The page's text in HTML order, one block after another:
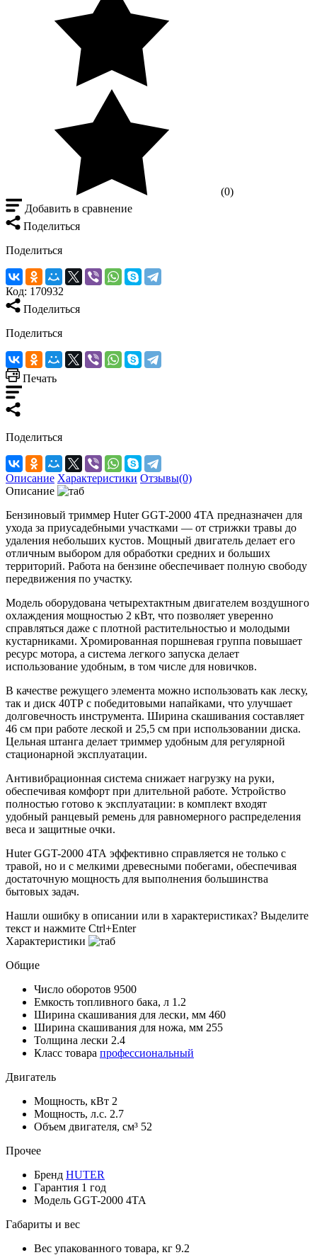
(0)
Добавить в сравнение
Поделиться
Поделиться
Код: 170932
Поделиться
Поделиться
Печать
Поделиться
Описание Характеристики Отзывы(0)
Описание
Бензиновый триммер Huter GGT-2000 4ТА предназначен для
ухода за приусадебными участками — от стрижки травы до
удаления небольших кустов. Мощный двигатель делает его
отличным выбором для обработки средних и больших
территорий. Работа на бензине обеспечивает полную свободу
передвижения по участку.
Модель оборудована четырехтактным двигателем воздушного
охлаждения мощностью 2 кВт, что позволяет уверенно
справляться даже с плотной растительностью и молодыми
кустарниками. Хромированная поршневая группа повышает
ресурс мотора, а система легкого запуска делает
использование удобным, в том числе для новичков.
В качестве режущего элемента можно использовать как леску,
так и диск 40ТР с победитовыми напайками, что улучшает
долговечность инструмента. Ширина скашивания составляет
46 см при работе леской и 25,5 см при использовании диска.
Цельная штанга делает триммер удобным для регулярной
стационарной эксплуатации.
Антивибрационная система снижает нагрузку на руки,
обеспечивая комфорт при длительной работе. Устройство
полностью готово к эксплуатации: в комплект входят
удобный ранцевый ремень для равномерного распределения
веса и защитные очки.
Huter GGT-2000 4ТА эффективно справляется не только с
травой, но и с мелкими древесными побегами, обеспечивая
достаточную мощность для выполнения большинства
бытовых задач.
Нашли ошибку в описании или в характеристиках? Выделите
текст и нажмите Ctrl+Enter
Характеристики
Общие
Число оборотов 9500
Емкость топливного бака, л 1.2
Ширина скашивания для лески, мм 460
Ширина скашивания для ножа, мм 255
Толщина лески 2.4
Класс товара профессиональный
Двигатель
Мощность, кВт 2
Мощность, л.с. 2.7
Объем двигателя, см³ 52
Прочее
Бренд HUTER
Гарантия 1 год
Модель GGT-2000 4ТА
Габариты и вес
Вес упакованного товара, кг 9.2